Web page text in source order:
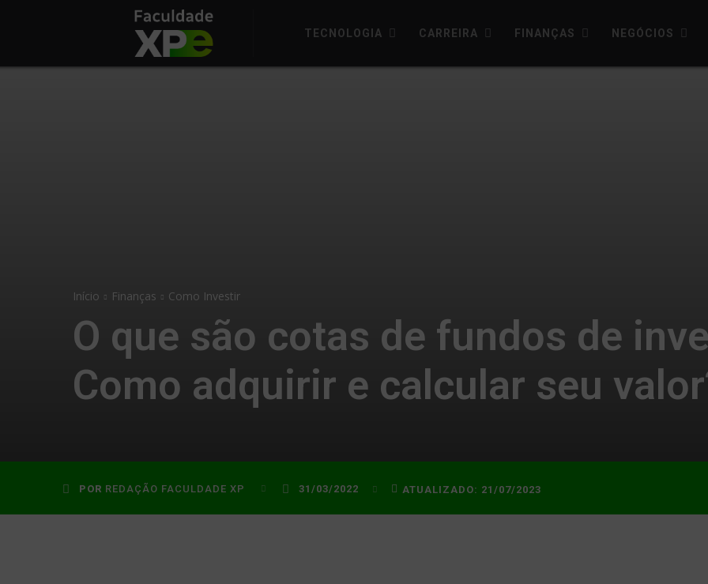
TECNOLOGIA CARREIRA FINANÇAS NEGÓCIOS
Início Finanças Como Investir
O que são cotas de fundos de
Como adquirir e calcular seu
POR REDAÇÃO FACULDADE XP 31/03/2022 ATUALIZADO: 21/07/2023